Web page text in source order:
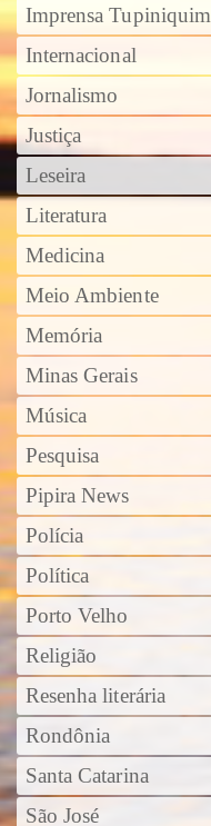
Imprensa Tupiniquim
Internacional
Jornalismo
Justiça
Leseira
Literatura
Medicina
Meio Ambiente
Memória
Minas Gerais
Música
Pesquisa
Pipira News
Polícia
Política
Porto Velho
Religião
Resenha literária
Rondônia
Santa Catarina
São José